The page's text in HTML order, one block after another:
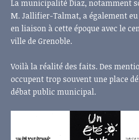
La municipalité Diaz, notamment
M. Jallifier-Talmat, a également
en liaison à cette époque avec le
ville de Grenoble.
Voilà la réalité des faits. Des
occupent trop souvent une place
débat public municipal.